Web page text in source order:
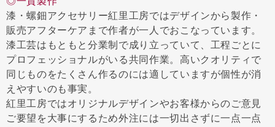
漆・螺鈿アクセサリー紅里工房ではデザインから製作・
販売アフターケアまで作者が一人でおこなっています。
漆工芸はもともと分業制で成り立っていて、工程ごとに
プロフェッショナルがいる共同作業。高いクオリティで
同じものをたくさん作るのには適していますが個性が消
えやすいのも事実。
紅里工房ではオリジナルデザインやお客様からのご意見
ご要望を大事にするため外注には一切出さずに一点一点